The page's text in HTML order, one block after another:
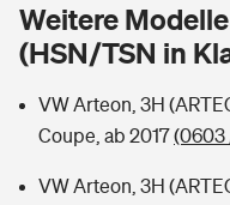
Hochwasser-Check: Wie
Sie haben Fragen?
Private Cyberversicherung
Zur Übersicht
Rentenrechner: Wie viel
Weitere
(HSN/TSN in
VW Arteon, 3H
Coupe, ab 2017(0603
VW Arteon, 3H